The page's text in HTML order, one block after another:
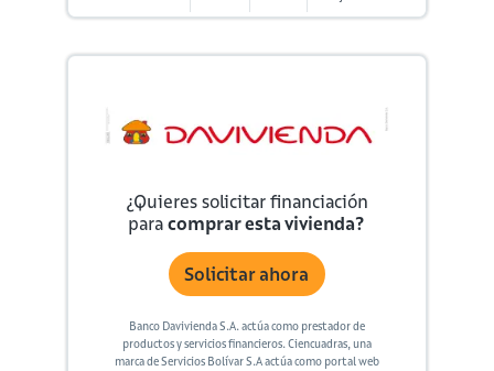
¿Quieres solicitar financiación
paracomprar esta vivienda?
Solicitar ahora
Banco Davivienda S.A. actúa como prestador de
productos y servicios financieros. Ciencuadras, una
marca de Servicios Bolívar S.A actúa como portal web